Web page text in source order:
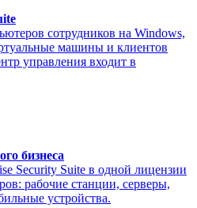
сотрудников на Windows,
машины и клиентов
управления входит в
бизнеса
Security Suite в одной лицензии
рабочие станции, серверы,
устройства.